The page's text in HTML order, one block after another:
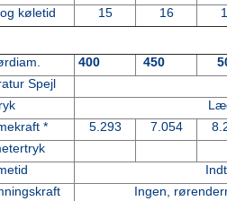
køletid
15 16
400 450
Spejl
*
5.293 7.054
Ingen,